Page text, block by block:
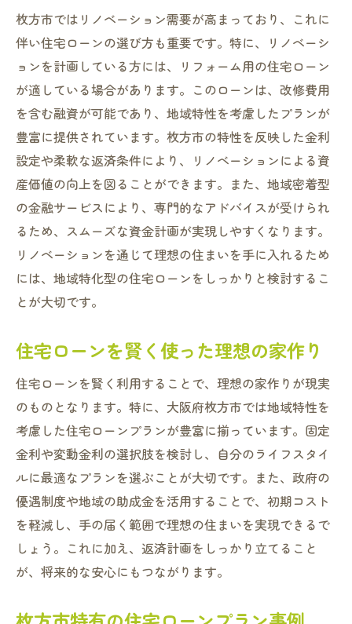
枚方市ではリノベーション需要が高まっており、これに
伴い住宅ローンの選び方も重要です。特に、リノベーシ
ョンを計画している方には、リフォーム用の住宅ローン
が適している場合があります。このローンは、改修費用
を含む融資が可能であり、地域特性を考慮したプランが
豊富に提供されています。枚方市の特性を反映した金利
設定や柔軟な返済条件により、リノベーションによる資
産価値の向上を図ることができます。また、地域密着型
の金融サービスにより、専門的なアドバイスが受けられ
るため、スムーズな資金計画が実現しやすくなります。
リノベーションを通じて理想の住まいを手に入れるため
には、地域特化型の住宅ローンをしっかりと検討するこ
とが大切です。
住宅ローンを賢く使った理想の家作り
住宅ローンを賢く利用することで、理想の家作りが現実
のものとなります。特に、大阪府枚方市では地域特性を
考慮した住宅ローンプランが豊富に揃っています。固定
金利や変動金利の選択肢を検討し、自分のライフスタイ
ルに最適なプランを選ぶことが大切です。また、政府の
優遇制度や地域の助成金を活用することで、初期コスト
を軽減し、手の届く範囲で理想の住まいを実現できるで
しょう。これに加え、返済計画をしっかり立てること
が、将来的な安心にもつながります。